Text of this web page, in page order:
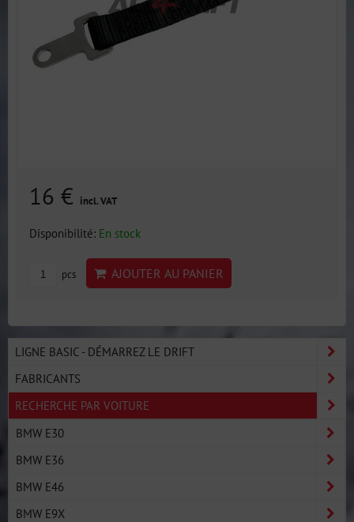
16 € incl. VAT
Disponibilité: En stock
pcs AJOUTER AU PANIER
LIGNE BASIC - DÉMARREZ LE DRIFT
FABRICANTS
RECHERCHE PAR VOITURE
BMW E30
BMW E36
BMW E46
BMW E9X